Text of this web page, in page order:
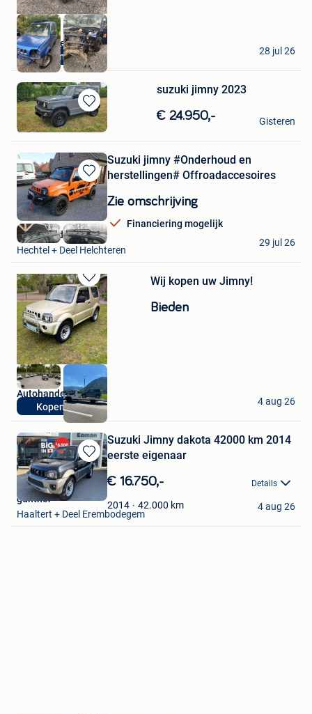
Kopen alles
Autohandel LV
Balen
28 jul 26
Bewaren
in
Favorieten
suzuki jimny 2023
€ 24.950,-
Kenneth
Gent
Gisteren
Bewaren
in
Mijn
Favorieten
Suzuki jimny #Onderhoud en
herstellingen# Offroadaccesoires
Zie omschrijving
Financiering mogelijk
freya vandenberk
Hechtel + Deel Helchteren
29 jul 26
Bewaren
in
Mijn
Favorieten
Kopen alles
Wij kopen uw Jimny!
Bieden
Autohandel LV
Balen
4 aug 26
Bewaren
in
Mijn
Favorieten
Suzuki Jimny dakota 42000 km 2014
eerste eigenaar
€ 16.750,- Details
2014 42.000 km
gunther
Haaltert + Deel Erembodegem
4 aug 26